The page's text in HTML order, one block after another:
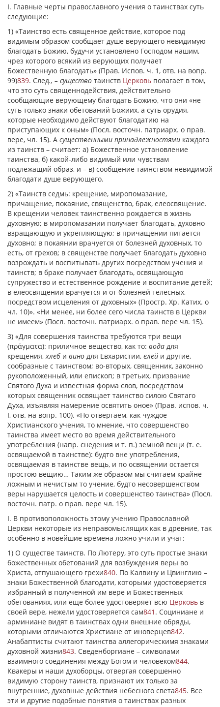
I. Главные черты православного учения о таинствах суть
следующие:
1) «Таинство есть священное действие, которое под
видимым образом сообщает душе верующего невидимую
благодать Божию, будучи установлено Господом нашим,
чрез которого всякий из верующих получает
Божественную благодать» (Прав. Испов. ч. 1, отв. на вопр.
99)839. След., – существо таинств Церковь полагает в том,
что это суть священнодействия, действительно
сообщающие верующему благодать Божию, что они «не
суть только знаки обетований Божиих, а суть орудия,
которые необходимо действуют благодатию на
приступающих к оным» (Посл. восточн. патриарх. о прав.
вере, чл. 15). А существенными принадлежностями каждого
из таинств – считает: а) Божественное установление
таинства, б) какой-либо видимый или чувствам
подлежащий образ, и – в) сообщение таинством невидимой
благодати душе верующего.
2) «Таинств седмь: крещение, миропомазание,
причащение, покаяние, священство, брак, елеосвящение.
В крещении человек таинственно рождается в жизнь
духовную; в миропомазании получает благодать, духовно
взращающую и укрепляющую; в причащении питается
духовно; в покаянии врачуется от болезней духовных, то
есть, от грехов; в священстве получает благодать духовно
возрождать и воспитывать других посредством учения и
таинств; в браке получает благодать, освящающую
супружество и естественное рождение и воспитание детей;
в елеосвящении врачуется и от болезней телесных,
посредством исцеления от духовных» (Простр. Хр. Катих. о
чл. 10)». «Ни менее, ни более сего числа таинств в Церкви
не имеем» (Посл. восточн. патриарх. о прав. вере чл. 15).
3) «Для совершения таинства требуются три вещи
(πράγματα): приличное вещество, как то: вода для
крещения,хлеб и вино для Евхаристии, елей и другие,
сообразные с таинством; во-вторых, священник, законно
рукоположенный, или епископ; в третьих, призвание
Святого Духа и известная форма слов, посредством
которых священник освящает таинство силою Святаго
Духа, изъявляя намерение освятить оное» (Прав. испов. ч.
I, отв. на вопр. 100). «Но отвергаем, как чуждое
Христианского учения, то мнение, что совершенство
таинства имеет место во время действительного
употребления (напр. снедения и т. п.) земной вещи (т. е.
освящаемой в таинстве): будто вне употребления,
освящаемая в таинстве вещь, и по освящении остается
простою вещию… Таким же образом мы считаем крайне
ложным и нечистым то учение, будто несовершенством
веры нарушается целость и совершенство таинства» (Посл.
восточн. патр. о прав. вере чл. 15).
I. В противоположность этому учению Православной
Церкви некоторые из неправомыслящих как в древние, так
особенно в новейшие времена ложно учили и учат:
1) О существе таинств. По Лютеру, это суть простые знаки
божественных обетований для возбуждения веры во
Христа, отпушающего грехи840. По Калвину и Цвинглию –
знаки Божественной благодати, которыми удостоверяется
избранный в полученной им вере и Божественных
обетованиях, или еще более удостоверяет всю Церковь в
своей вере, нежели удостоверяется сам841 . Социниане и
арминиане видят в таинствах одни внешние обряды,
которыми отличаются Христиане от иноверцев842.
Анабаптисты считают таинства аллегорическимя знаками
духовной жизни843. Сведенборгиане – символами
взаимного соединения между Богом и человеком844.
Квакеры и наши духоборцы, отвергая совершенно
видимую сторону таинств, признают их только за
внутренние, духовные действия небесного света845. Все
эти и другие подобные понятия о таинствах разных